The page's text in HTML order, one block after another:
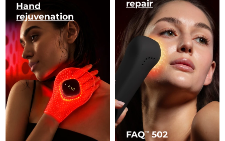
Hand
rejuvenation
FAQTM502
repair